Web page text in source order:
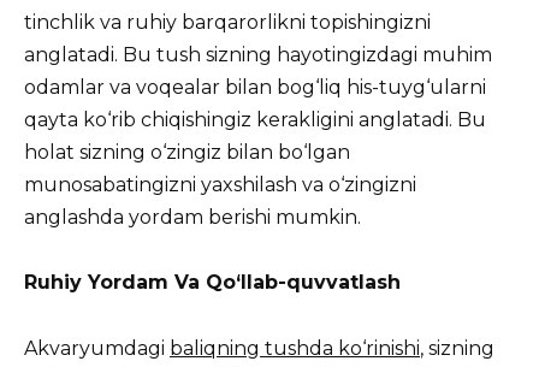
tinchlik va ruhiy barqarorlikni topishingizni
anglatadi. Bu tush sizning hayotingizdagi muhim
odamlar va voqealar bilan bog‘liq his-tuyg‘ularni
qayta ko‘rib chiqishingiz kerakligini anglatadi. Bu
holat sizning o‘zingiz bilan bo‘lgan
munosabatingizni yaxshilash va o‘zingizni
anglashda yordam berishi mumkin.
Ruhiy Yordam Va Qo‘llab-quvvatlash
Akvaryumdagi baliqning tushda ko‘rinishi, sizning